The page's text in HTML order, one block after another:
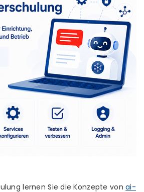
lernen Sie die Konzepte vonai-